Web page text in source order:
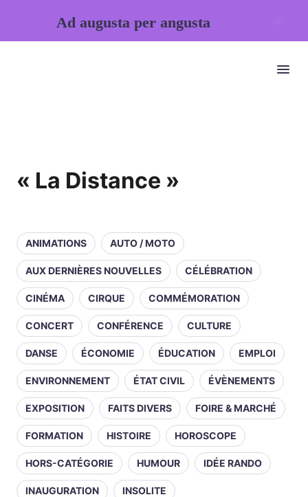
« La Distance »
ANIMATIONS AUTO / MOTO
AUX DERNIÈRES NOUVELLES CÉLÉBRATION
CINÉMA CIRQUE COMMÉMORATION
CONCERT CONFÉRENCE CULTURE
DANSE ÉCONOMIE ÉDUCATION EMPLOI
ENVIRONNEMENT ÉTAT CIVIL ÉVÈNEMENTS
EXPOSITION FAITS DIVERS FOIRE & MARCHÉ
FORMATION HISTOIRE HOROSCOPE
HORS-CATÉGORIE HUMOUR IDÉE RANDO
INAUGURATION INSOLITE
Ad augusta per angusta